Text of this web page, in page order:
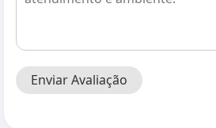
Enviar Avaliação